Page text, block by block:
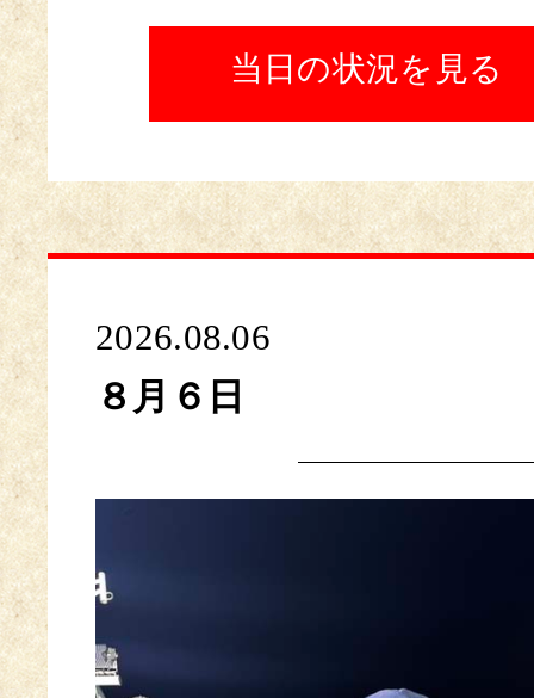
当日の状況を見る
2026.08.06
８月６日